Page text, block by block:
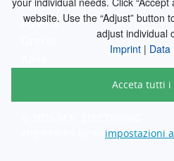
website. Use the “Adjust” button
adjust individual
Imprint | Data
Acceta tutti i
impostazioni
Paesi Bassi
Austria
silver.solutions